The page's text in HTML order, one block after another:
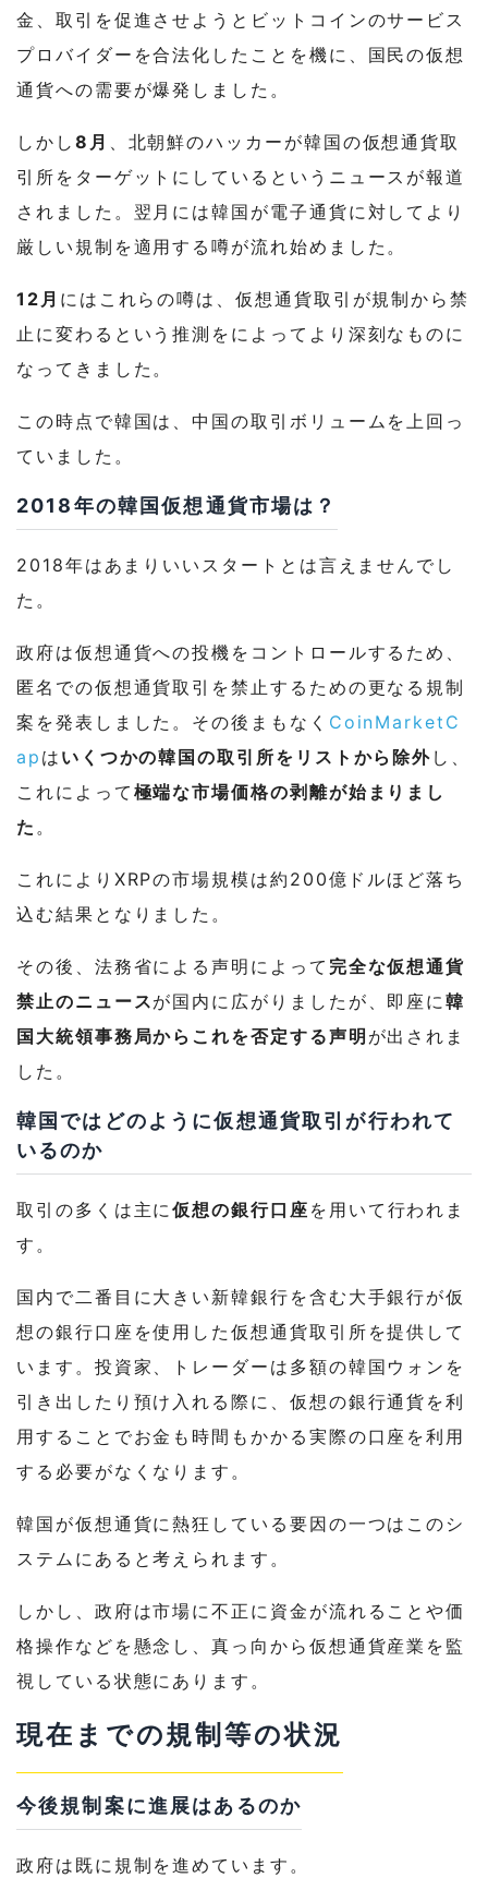
金、取引を促進させようとビットコインのサービス
プロバイダーを合法化したことを機に、国民の仮想
通貨への需要が爆発しました。
しかし 8月 、北朝鮮のハッカーが韓国の仮想通貨取
引所をターゲットにしているというニュースが報道
されました。翌月には韓国が電子通貨に対してより
厳しい規制を適用する噂が流れ始めました。
12月 にはこれらの噂は、仮想通貨取引が規制から禁
止に変わるという推測をによってより深刻なものに
なってきました。
この時点で韓国は、中国の取引ボリュームを上回っ
ていました。
2018年の韓国仮想通貨市場は？
2018年はあまりいいスタートとは言えませんでし
た。
政府は仮想通貨への投機をコントロールするため、
匿名での仮想通貨取引を禁止するための更なる規制
案を発表しました。その後まもなく CoinMarketC
ap は いくつかの韓国の取引所をリストから除外 し、
これによって 極端な市場価格の剥離が始まりまし
た 。
これによりXRPの市場規模は約200億ドルほど落ち
込む結果となりました。
その後、法務省による声明によって 完全な仮想通貨
禁止のニュースが国内に広がりましたが、即座に韓
国大統領事務局からこれを否定する声明 が出されま
した。
韓国ではどのように仮想通貨取引が行われて
いるのか
取引の多くは主に仮想の銀行口座 を用いて行われま
す。
国内で二番目に大きい新韓銀行を含む大手銀行が仮
想の銀行口座を使用した仮想通貨取引所を提供して
います。投資家、トレーダーは多額の韓国ウォンを
引き出したり預け入れる際に、仮想の銀行通貨を利
用することでお金も時間もかかる実際の口座を利用
する必要がなくなります。
韓国が仮想通貨に熱狂している要因の一つはこのシ
ステムにあると考えられます。
しかし、政府は市場に不正に資金が流れることや価
格操作などを懸念し、真っ向から仮想通貨産業を監
視している状態にあります。
現在までの規制等の状況
今後規制案に進展はあるのか
政府は既に規制を進めています。